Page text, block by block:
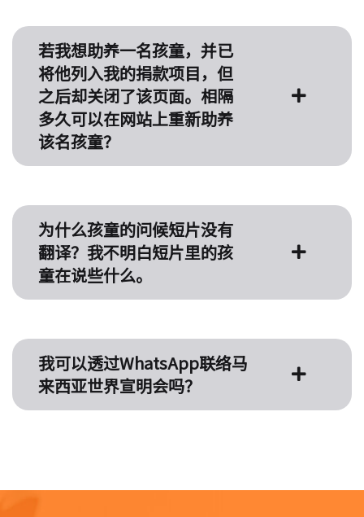
若我想助养一名孩童，并已
将他列入我的捐款项目，但
之后却关闭了该页面。相隔
多久可以在网站上重新助养
该名孩童？
为什么孩童的问候短片没有
翻译？我不明白短片里的孩
童在说些什么。
我可以透过WhatsApp联络马
来西亚世界宣明会吗？